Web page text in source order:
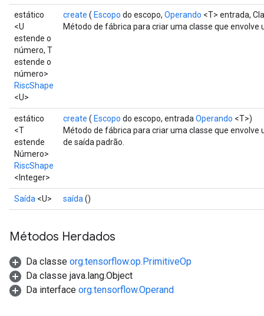
estático
<U
estende o
número, T
estende o
número>
RiscShape
<U>
create ( Escopo do escopo, Operando <T> entrada,
Método de fábrica para criar uma classe que envolve
estático
<T
estende
Número>
RiscShape
<Integer>
create ( Escopo do escopo, entrada Operando <T>)
Método de fábrica para criar uma classe que
de saída padrão.
Saída <U> saída ()
Métodos Herdados
Da classe org.tensorflow.op.PrimitiveOp
Da classe java.lang.Object
Da interface org.tensorflow.Operand